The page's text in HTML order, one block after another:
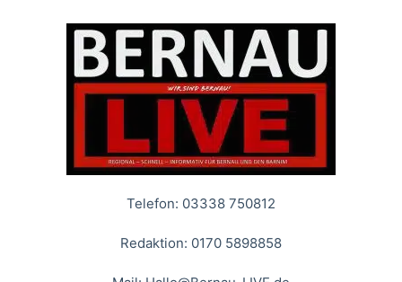
Telefon: 03338 750812
Redaktion: 0170 5898858